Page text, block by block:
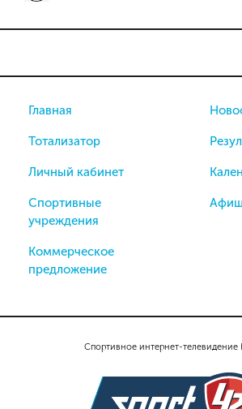
Спортивное интернет-телевидение
Главная
Тотализатор
Личный кабинет
Спортивные
учреждения
Коммерческое
предложение